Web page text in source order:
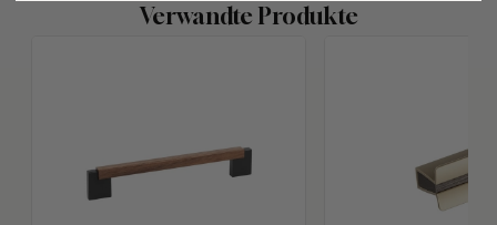
Verwandte Produkte